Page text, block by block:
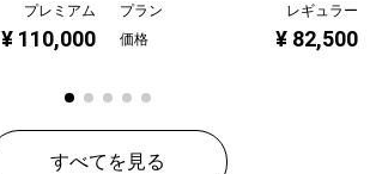
プレミアム
¥ 110,000
プラン
レギュラー
価格
¥ 82,500
すべてを見る